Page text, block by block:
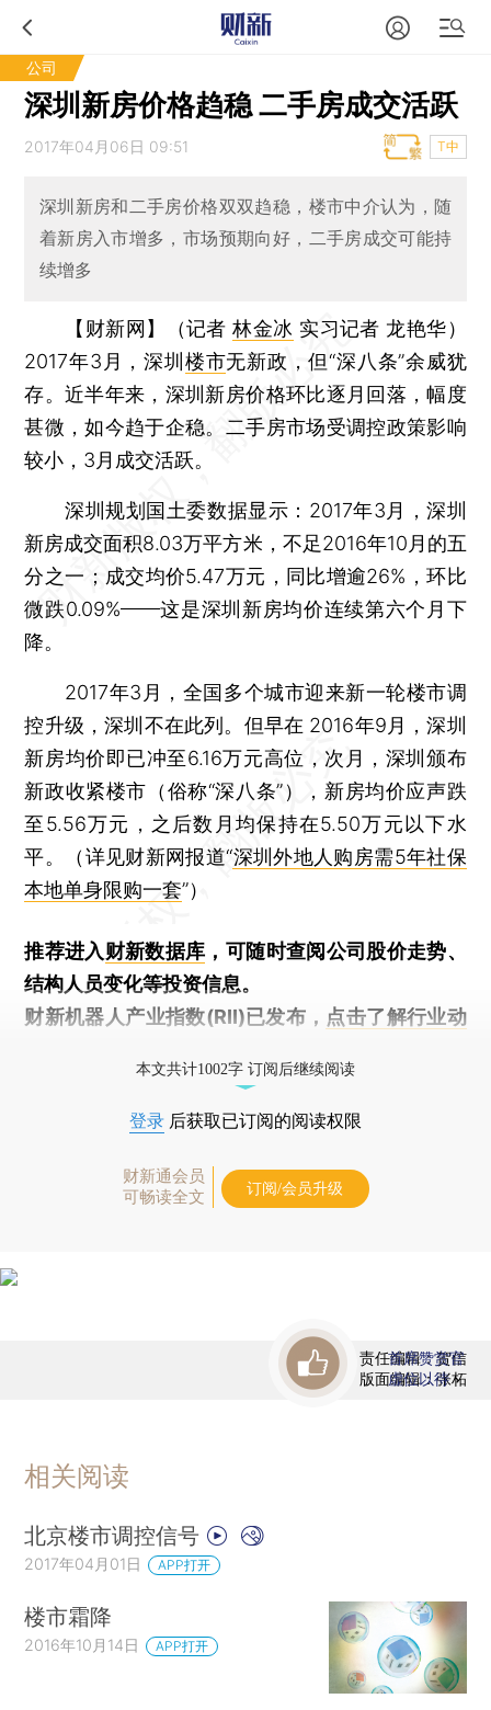
公司
深圳新房价格趋稳 二手房成交活跃
2017年04月06日 09:51 T中
深圳新房和二手房价格双双趋稳，楼市中介认为，随
着新房入市增多，市场预期向好，二手房成交可能持
续增多
【财新网】（记者林金冰 实习记者 龙艳华）
2017年3月，深圳 楼市无新政，但“深八条”余威犹
存。近半年来，深圳新房价格环比逐月回落，幅度
甚微，如今趋于企稳。二手房市场受调控政策影响
较小，3月成交活跃。
深圳规划国土委数据显示：2017年3月，深圳
新房成交面积8.03万平方米，不足2016年10月的五
分之一；成交均价5.47万元，同比增逾26%，环比
微跌0.09%——这是深圳新房均价连续第六个月下
降。
2017年3月，全国多个城市迎来新一轮楼市调
控升级，深圳不在此列。但早在 2016年9月，深圳
新房均价即已冲至6.16万元高位，次月，深圳颁布
新政收紧楼市（俗称“深八条”），新房均价应声跌
至5.56万元，之后数月均保持在5.50万元以下水
平。（详见财新网报道“深圳外地人购房需5年社保
本地单身限购一套”）
推荐进入财新数据库 ，可随时查阅公司股价走势、
结构人员变化等投资信息。
财新机器人产业指数(RII)已发布， 点击了解行业动
本文共计1002字 订阅后继续阅读
登录 后获取已订阅的阅读权限
财新通会员
可畅读全文
订阅/会员升级
责任编辑：贺信
版面编辑：张柘
首席赞赏官
虚位以待
相关阅读
北京楼市调控信号
2017年04月01日 APP打开
楼市霜降
2016年10月14日 APP打开